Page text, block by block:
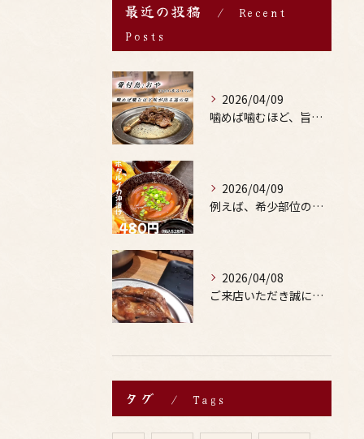
最近の投稿
Recent
Posts
2026/04/09
噛めば噛むほど、旨みがあふれる。
2026/04/09
例えば、希少部位の串を試したり、季節限定の地酒を味わったりす...
2026/04/08
ご来店いただき誠にありがとうございます。
タグ Tags